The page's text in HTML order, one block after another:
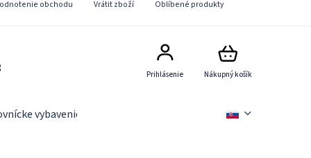
obchodu Vrátit zboží Oblíbené produkty
Nákupný košík
Prihlásenie
vybavenie Novinky